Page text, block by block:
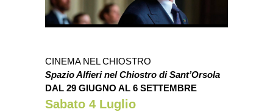
CINEMA NEL CHIOSTRO
Spazio Alfieri nel Chiostro di Sant’Orsola
DAL 29 GIUGNO AL 6 SETTEMBRE
Sabato 4 Luglio